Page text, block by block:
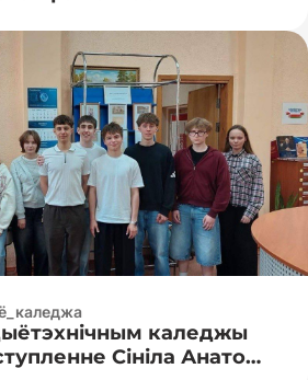
каледжы
Сініла Анатоля